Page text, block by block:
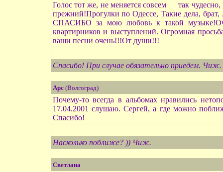
Голос тот же, не меняется совсем
так
прежний!Прогулки по Одессе, Такие дела,
СПАСИБО за мою любовь к такой
квартирников и выступлений. Огромная
ваши песни очень!!!От души!!!
Спасибо! При случае обязательно приедем. Чиж.
Арс(Волгоград)
Почему-то всегда в альбомах нравились
17.04.2001 слушаю. Сергей, а где можно
Спасибо!
Насколько поближе? )) Чиж.
Светлана